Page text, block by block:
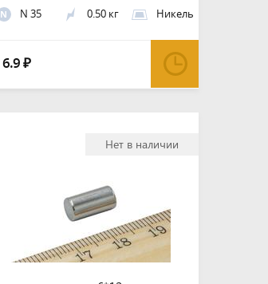
N N 35 0.50 кг Никель
6.9 ₽
Нет в наличии